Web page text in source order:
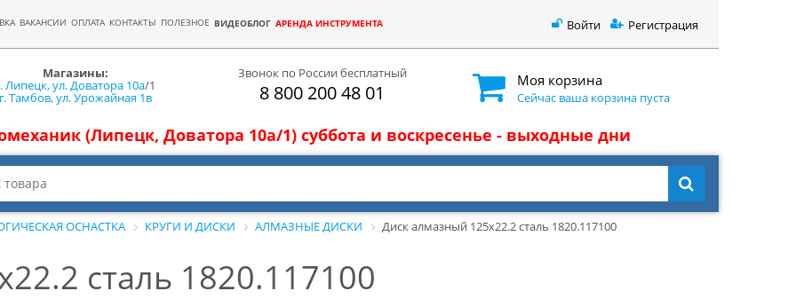
ВАКАНСИИ ОПЛАТА КОНТАКТЫ ПОЛЕЗНОЕ ВИДЕОБЛОГ АРЕНДА ИНСТРУМЕНТА Войти Регистрация
Магазины:
Липецк, ул. Доватора 10а/1
г. Тамбов, ул. Урожайная 1в
Звонок по России бесплатный
8 800 200 48 01
Моя корзина
Сейчас ваша корзина пуста
(Липецк, Доватора 10а/1) суббота и воскресенье - выходные дни
ОСНАСТКА КРУГИ И ДИСКИ АЛМАЗНЫЕ ДИСКИ Диск алмазный 125х22.2 сталь 1820.117100
сталь 1820.117100